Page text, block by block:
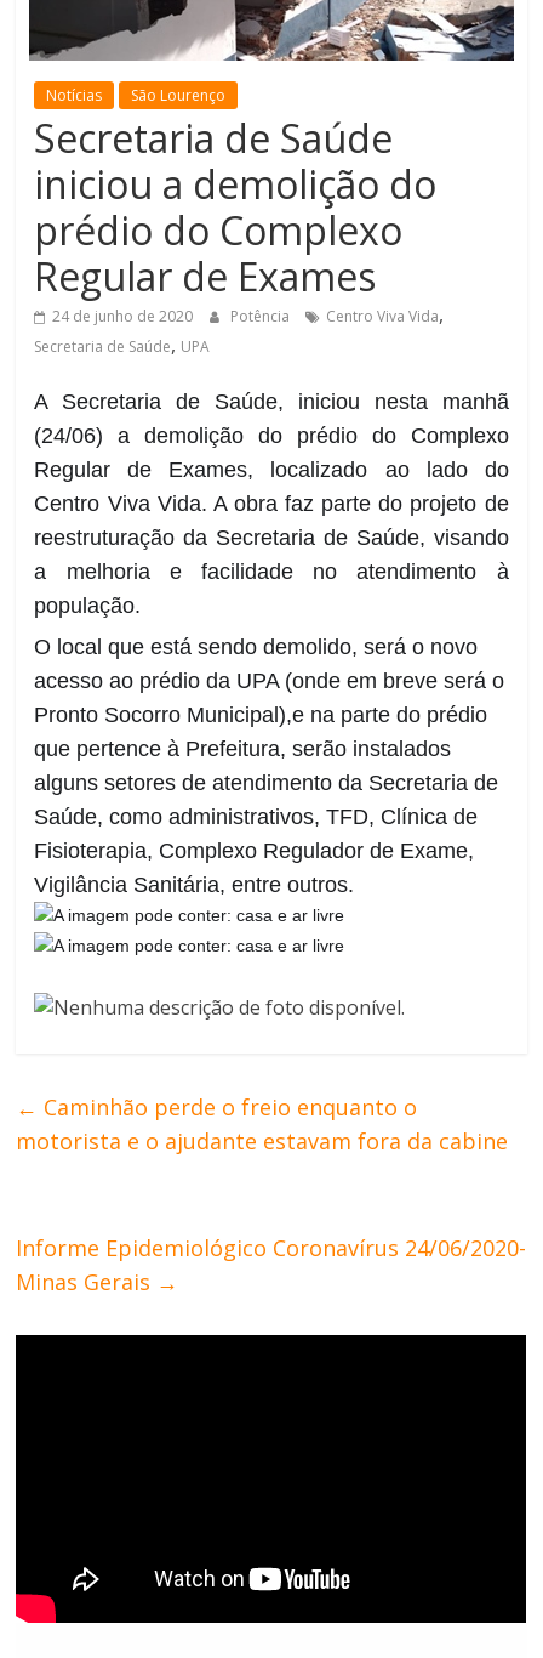
Minas
Notícias São Lourenço
Secretaria de Saúde
iniciou a demolição do
prédio do Complexo
Regular de Exames
24 de junho de 2020 Potência Centro Viva Vida,
Secretaria de Saúde, UPA
A Secretaria de Saúde, iniciou nesta manhã
(24/06) a demolição do prédio do Complexo
Regular de Exames, localizado ao lado do
Centro Viva Vida. A obra faz parte do projeto de
reestruturação da Secretaria de Saúde, visando
a melhoria e facilidade no atendimento à
população.
O local que está sendo demolido, será o novo
acesso ao prédio da UPA (onde em breve será o
Pronto Socorro Municipal),e na parte do prédio
que pertence à Prefeitura, serão instalados
alguns setores de atendimento da Secretaria de
Saúde, como administrativos, TFD, Clínica de
Fisioterapia, Complexo Regulador de Exame,
Vigilância Sanitária, entre outros.
← Caminhão perde o freio enquanto o
motorista e o ajudante estavam fora da cabine
Informe Epidemiológico Coronavírus 24/06/2020-
Minas Gerais →